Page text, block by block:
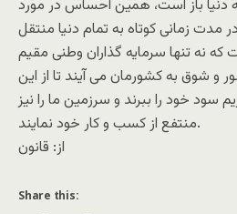
به دنیا باز است، همین احساس در مورد
مدت زمانی کوتاه به تمام دنیا منتقل
نه تنها سرمایه‌ گذاران وطنی مقیم
و شوق به کشورمان می آیند تا از این
سود خود را ببرند و سرزمین ما را نیز
منتفع از کسب و کار خود نمایند.
از: قانون
Share this: